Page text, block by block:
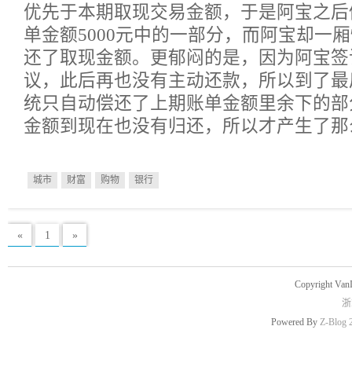
优先于本期取现交易金额，于是阿宝之
单金额5000元中的一部分，而阿宝却一
还了取现金额。更郁闷的是，因为阿宝
议，此后再也没有主动还款，所以到了
统只自动偿还了上期账单金额里余下的
金额到现在也没有归还，所以才产生了
城市 财富 购物 银行
« 1 »
Copyright
Powered By Z-Blog